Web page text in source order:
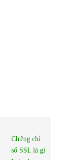
Chứng chỉ
số SSL là gì